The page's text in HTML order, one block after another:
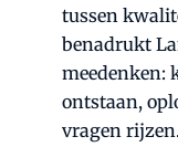
tussen
benadrukt
meedenken:
ontstaan,
vragen